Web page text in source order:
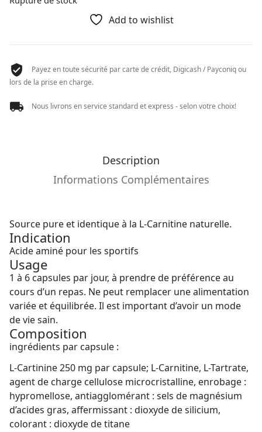
Add to wishlist
Payez en toute sécurité par carte de crédit, Digicash / Payconiq ou
lors de la prise en charge.
Nous livrons en service standard et express - selon votre choix!
Description
Informations Complémentaires
Source pure et identique à la L-Carnitine naturelle.
Indication
Acide aminé pour les sportifs
Usage
1 à 6 capsules par jour, à prendre de préférence au
cours d’un repas. Ne peut remplacer une alimentation
variée et équilibrée. Il est important d’avoir un mode
de vie sain.
Composition
ingrédients par capsule :
L-Cartinine 250 mg par capsule; L-Carnitine, L-Tartrate,
agent de charge cellulose microcristalline, enrobage :
hypromellose, antiagglomérant : sels de magnésium
d’acides gras, affermissant : dioxyde de silicium,
colorant : dioxyde de titane